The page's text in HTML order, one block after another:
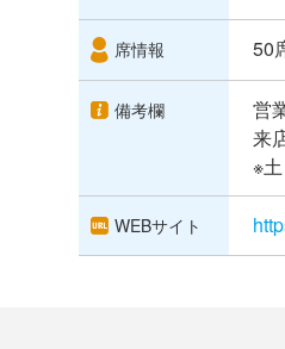
席情報 50
備考欄
営
来
※
WEBサイト